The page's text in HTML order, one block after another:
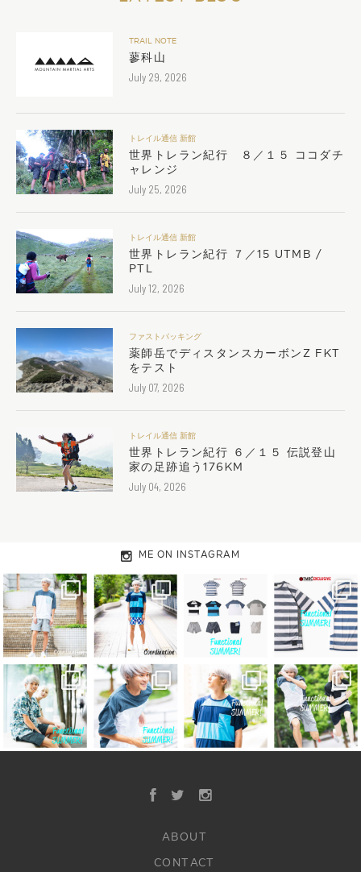
TRAIL NOTE
蓼科山
July 29, 2026
トレイル通信 新館
世界トレラン紀行 ８／１５ ココダチ
ャレンジ
July 25, 2026
トレイル通信 新館
世界トレラン紀行 ７／15 UTMB /
PTL
July 12, 2026
ファストパッキング
薬師岳でディスタンスカーボンZ FKT
をテスト
July 07, 2026
トレイル通信 新館
世界トレラン紀行 ６／１５ 伝説登山
家の足跡追う176KM
July 04, 2026
ME ON INSTAGRAM
ABOUT
CONTACT